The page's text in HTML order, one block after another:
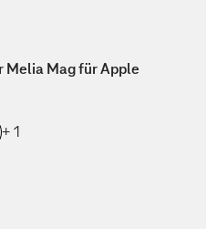
Melia Mag für Apple
+ 1